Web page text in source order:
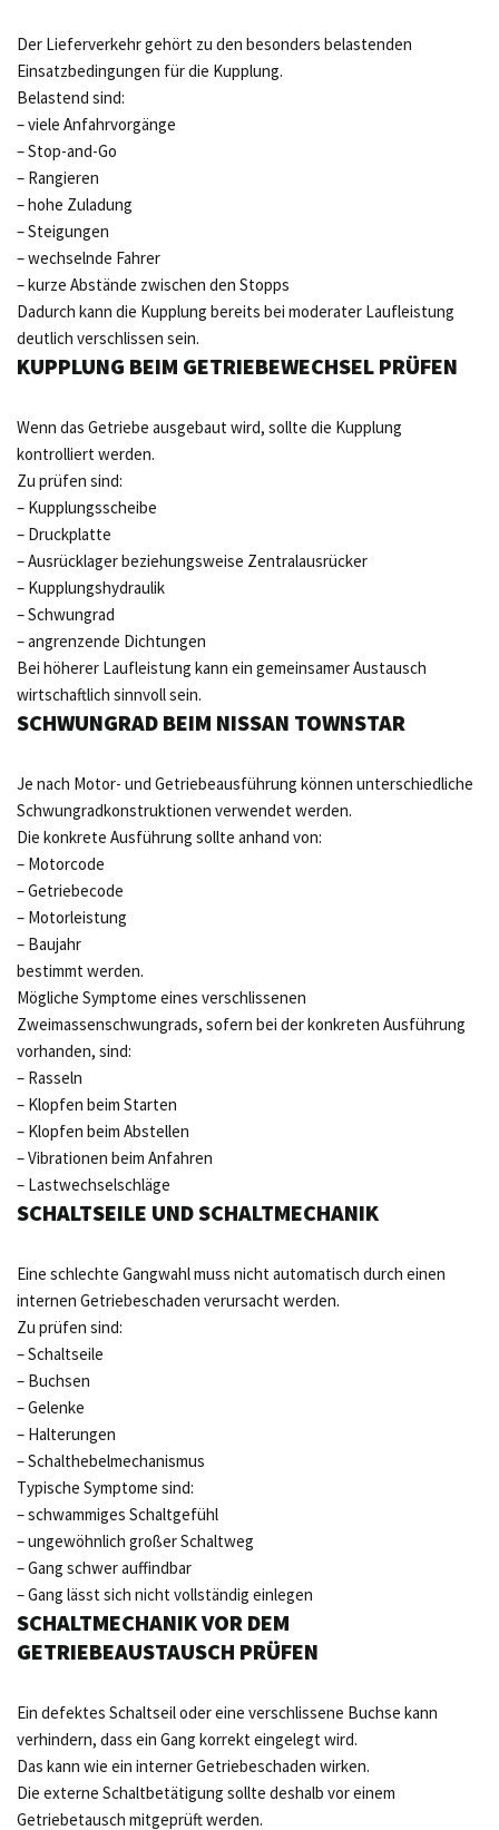
Der Lieferverkehr gehört zu den besonders belastenden
Einsatzbedingungen für die Kupplung.
Belastend sind:
– viele Anfahrvorgänge
– Stop-and-Go
– Rangieren
– hohe Zuladung
– Steigungen
– wechselnde Fahrer
– kurze Abstände zwischen den Stopps
Dadurch kann die Kupplung bereits bei moderater Laufleistung
deutlich verschlissen sein.
KUPPLUNG BEIM GETRIEBEWECHSEL PRÜFEN
Wenn das Getriebe ausgebaut wird, sollte die Kupplung
kontrolliert werden.
Zu prüfen sind:
– Kupplungsscheibe
– Druckplatte
– Ausrücklager beziehungsweise Zentralausrücker
– Kupplungshydraulik
– Schwungrad
– angrenzende Dichtungen
Bei höherer Laufleistung kann ein gemeinsamer Austausch
wirtschaftlich sinnvoll sein.
SCHWUNGRAD BEIM NISSAN TOWNSTAR
Je nach Motor- und Getriebeausführung können unterschiedliche
Schwungradkonstruktionen verwendet werden.
Die konkrete Ausführung sollte anhand von:
– Motorcode
– Getriebecode
– Motorleistung
– Baujahr
bestimmt werden.
Mögliche Symptome eines verschlissenen
Zweimassenschwungrads, sofern bei der konkreten Ausführung
vorhanden, sind:
– Rasseln
– Klopfen beim Starten
– Klopfen beim Abstellen
– Vibrationen beim Anfahren
– Lastwechselschläge
SCHALTSEILE UND SCHALTMECHANIK
Eine schlechte Gangwahl muss nicht automatisch durch einen
internen Getriebeschaden verursacht werden.
Zu prüfen sind:
– Schaltseile
– Buchsen
– Gelenke
– Halterungen
– Schalthebelmechanismus
Typische Symptome sind:
– schwammiges Schaltgefühl
– ungewöhnlich großer Schaltweg
– Gang schwer auffindbar
– Gang lässt sich nicht vollständig einlegen
SCHALTMECHANIK VOR DEM
GETRIEBEAUSTAUSCH PRÜFEN
Ein defektes Schaltseil oder eine verschlissene Buchse kann
verhindern, dass ein Gang korrekt eingelegt wird.
Das kann wie ein interner Getriebeschaden wirken.
Die externe Schaltbetätigung sollte deshalb vor einem
Getriebetausch mitgeprüft werden.